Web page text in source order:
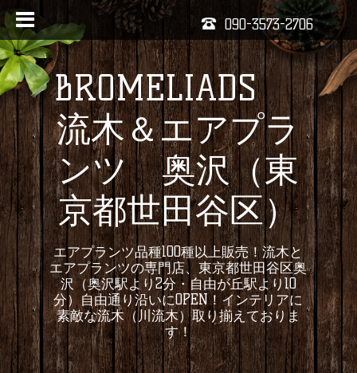
090-3573-2706
BROMELIADS
流木＆エアプラ
ンツ 奥沢（東
京都世田谷区）
エアプランツ品種100種以上販売！流木と
エアプランツの専門店、東京都世田谷区奥
沢（奥沢駅より2分・自由が丘駅より10
分）自由通り沿いにOPEN！インテリアに
素敵な流木（川流木）取り揃えておりま
す！